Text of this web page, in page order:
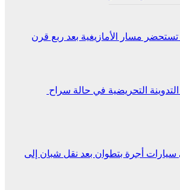
تستحضر مسار الأمازيغية بعد ربع قرن
التحريضية في حالة سراح
أجرة بتطوان بعد نقل شبان إلى